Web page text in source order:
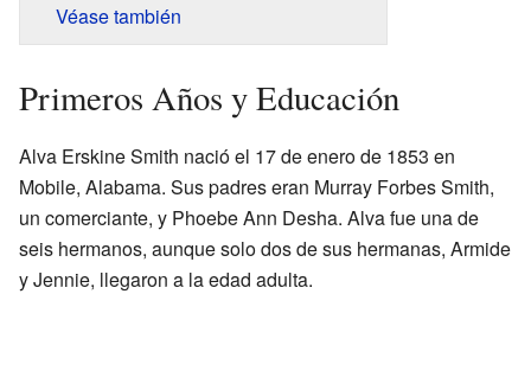
Véase también
Primeros Años y Educación
Alva Erskine Smith nació el 17 de enero de 1853 en
Mobile, Alabama. Sus padres eran Murray Forbes Smith,
un comerciante, y Phoebe Ann Desha. Alva fue una de
seis hermanos, aunque solo dos de sus hermanas, Armide
y Jennie, llegaron a la edad adulta.